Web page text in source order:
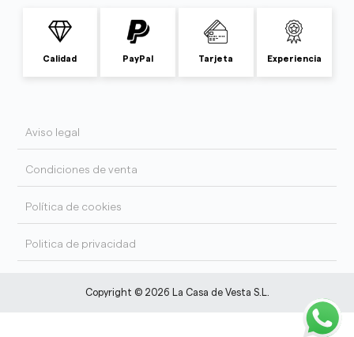
Calidad PayPal Tarjeta Experiencia
Aviso legal
Condiciones de venta
Política de cookies
Politica de privacidad
Copyright © 2026 La Casa de Vesta S.L.